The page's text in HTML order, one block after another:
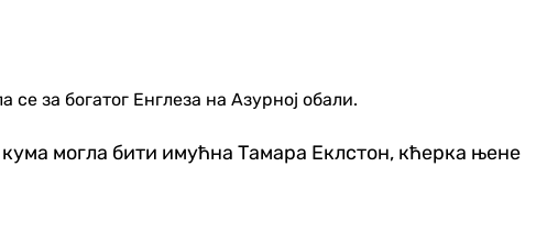
за богатог Енглеза на Азурној обали.
могла бити имућна Тамара Еклстон, кћерка њене